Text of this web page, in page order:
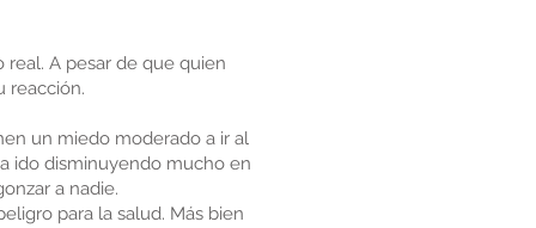
A pesar de que quien
reacción.
un miedo moderado a ir al
ido disminuyendo mucho en
a nadie.
para la salud. Más bien